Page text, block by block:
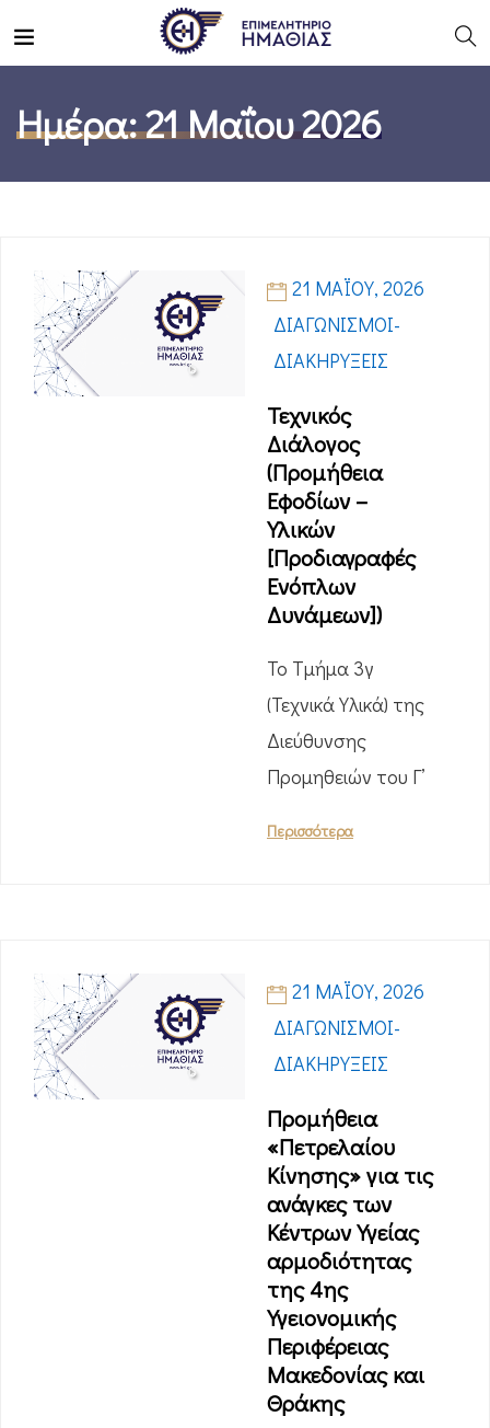
Ημέρα:21 Μαΐου 2026
21 ΜΑΪ́ΟΥ, 2026
ΔΙΑΓΩΝΙΣΜΟΊ-
ΔΙΑΚΗΡΎΞΕΙΣ
Τεχνικός
Διάλογος
(Προμήθεια
Εφοδίων –
Υλικών
[Προδιαγραφές
Ενόπλων
Δυνάμεων])
Το Τμήμα 3γ
(Τεχνικά Υλικά) της
Διεύθυνσης
Προμηθειών του Γ’
Περισσότερα
21 ΜΑΪ́ΟΥ, 2026
ΔΙΑΓΩΝΙΣΜΟΊ-
ΔΙΑΚΗΡΎΞΕΙΣ
Προμήθεια
«Πετρελαίου
Κίνησης» για τις
ανάγκες των
Κέντρων Υγείας
αρμοδιότητας
της 4ης
Υγειονομικής
Περιφέρειας
Μακεδονίας και
Θράκης